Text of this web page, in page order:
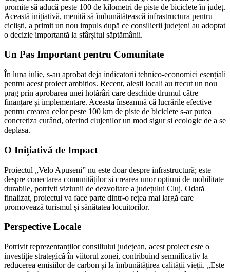
promite să aducă peste 100 de kilometri de piste de biciclete în județ.
Această inițiativă, menită să îmbunătățească infrastructura pentru
cicliști, a primit un nou impuls după ce consilierii județeni au adoptat
o decizie importantă la sfârșitul săptămânii.
Un Pas Important pentru Comunitate
În luna iulie, s-au aprobat deja indicatorii tehnico-economici esențiali
pentru acest proiect ambițios. Recent, aleșii locali au trecut un nou
prag prin aprobarea unei hotărâri care deschide drumul către
finanțare și implementare. Aceasta înseamnă că lucrările efective
pentru crearea celor peste 100 km de piste de biciclete s-ar putea
concretiza curând, oferind clujenilor un mod sigur și ecologic de a se
deplasa.
O Inițiativă de Impact
Proiectul „Velo Apuseni” nu este doar despre infrastructură; este
despre conectarea comunităților și crearea unor opțiuni de mobilitate
durabile, potrivit viziunii de dezvoltare a județului Cluj. Odată
finalizat, proiectul va face parte dintr-o rețea mai largă care
promovează turismul și sănătatea locuitorilor.
Perspective Locale
Potrivit reprezentanților consiliului județean, acest proiect este o
investiție strategică în viitorul zonei, contribuind semnificativ la
reducerea emisiilor de carbon și la îmbunătățirea calității vieții. „Este